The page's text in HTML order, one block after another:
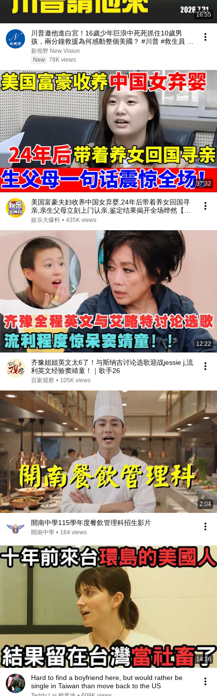
16:55
川普邀他進白宮！16歲少年巨浪中死死抓住10歲男
孩，兩分鐘救援為何感動整個美國？ #川普 #救生員 #
美國精神 | 新視野 第2467期 20260731
新視野 New Vision
New 78K views
37:32
美国富豪夫妇收养中国女弃婴,24年后带着养女回国寻
亲,亲生父母立刻上门认亲,鉴定结果揭开全场哗然【人
间真情录】
娱乐大爆料 • 435K views
12:22
齐豫姐姐英文太6了！与斯纳吉讨论选歌迎战jessie j,流
利英文经验窦靖童！｜歌手26
百家观察 • 105K views
2:04
開南中學115學年度餐飲管理科招生影片
開南中學 • 164 views
14:16
Hard to find a boyfriend here, but would rather be
single in Taiwan than move back to the US